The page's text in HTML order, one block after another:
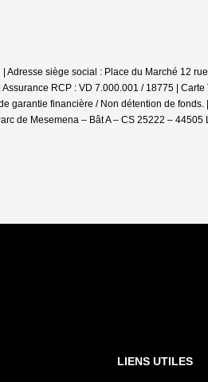
Adresse siège social : Place du Marché 12
RCP : VD 7.000.001 / 18775 | Carte
financière / Non détention de
de Mesemena – Bât A – CS 25222 – 44505
LIENS UTILES